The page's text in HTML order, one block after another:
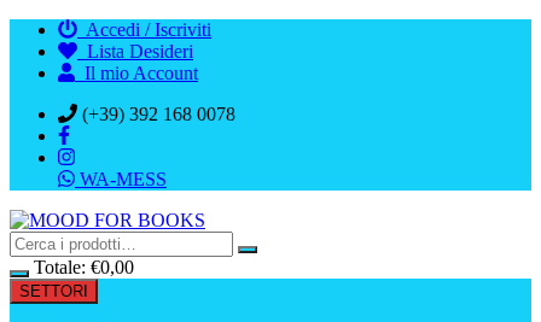
contenuto
Accedi / Iscriviti
Lista Desideri
Il mio Account
(+39) 392 168 0078
WA-MESS
Totale: €0,00
SETTORI